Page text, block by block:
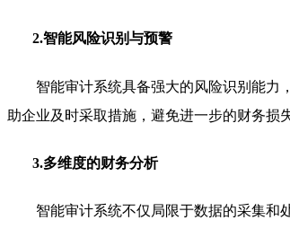
2.智能风险识别与预警
智能审计系统具备强大的风险识别能力
助企业及时采取措施，避免进一步的财务损失
3.多维度的财务分析
智能审计系统不仅局限于数据的采集和